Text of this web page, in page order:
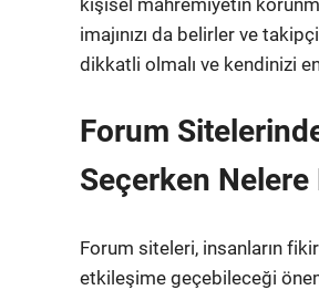
imajınızı da belirler ve
dikkatli olmalı ve kendinizi
Forum
Seçerken
Forum siteleri, insanların
etkileşime geçebileceği